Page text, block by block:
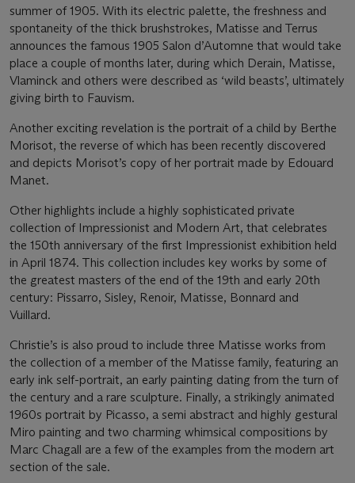
summer of 1905. With its electric palette, the freshness and
spontaneity of the thick brushstrokes, Matisse and Terrus
announces the famous 1905 Salon d’Automne that would take
place a couple of months later, during which Derain, Matisse,
Vlaminck and others were described as ‘wild beasts’, ultimately
giving birth to Fauvism.
Another exciting revelation is the portrait of a child by Berthe
Morisot, the reverse of which has been recently discovered
and depicts Morisot’s copy of her portrait made by Edouard
Manet.
Other highlights include a highly sophisticated private
collection of Impressionist and Modern Art, that celebrates
the 150th anniversary of the first Impressionist exhibition held
in April 1874. This collection includes key works by some of
the greatest masters of the end of the 19th and early 20th
century: Pissarro, Sisley, Renoir, Matisse, Bonnard and
Vuillard.
Christie’s is also proud to include three Matisse works from
the collection of a member of the Matisse family, featuring an
early ink self-portrait, an early painting dating from the turn of
the century and a rare sculpture. Finally, a strikingly animated
1960s portrait by Picasso, a semi abstract and highly gestural
Miro painting and two charming whimsical compositions by
Marc Chagall are a few of the examples from the modern art
section of the sale.